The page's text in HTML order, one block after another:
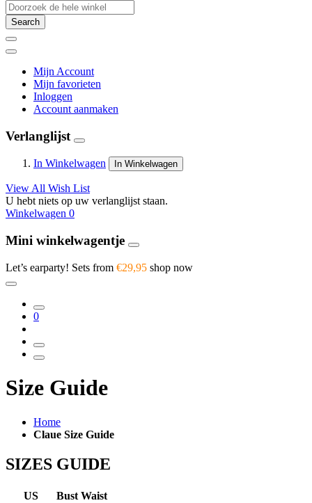
Search
Mijn Account
Mijn favorieten
Inloggen
Account aanmaken
Verlanglijst
In Winkelwagen In Winkelwagen
View All Wish List
U hebt niets op uw verlanglijst staan.
Winkelwagen 0
Mini winkelwagentje
Let’s earparty! Sets from €29,95 shop now
0
Size Guide
Home
Claue Size Guide
SIZES GUIDE
US Bust Waist